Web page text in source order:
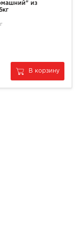
из
В корзину